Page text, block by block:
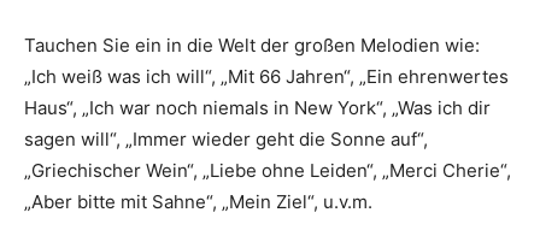
Tauchen Sie ein in die Welt der großen Melodien wie:
„Ich weiß was ich will“, „Mit 66 Jahren“, „Ein ehrenwertes
Haus“, „Ich war noch niemals in New York“, „Was ich dir
sagen will“, „Immer wieder geht die Sonne auf“,
„Griechischer Wein“, „Liebe ohne Leiden“, „Merci Cherie“,
„Aber bitte mit Sahne“, „Mein Ziel“, u.v.m.